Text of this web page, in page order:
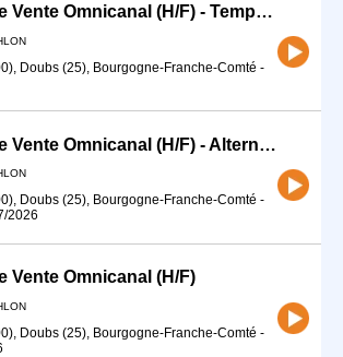
Conseiller-ère Vente Omnicanal (H/F) - Temps partiel
Doubs (25), Bourgogne-Franche-Comté -
Conseiller-ère Vente Omnicanal (H/F) - Alternance
Doubs (25), Bourgogne-Franche-Comté -
2026
Vente Omnicanal (H/F)
Doubs (25), Bourgogne-Franche-Comté -